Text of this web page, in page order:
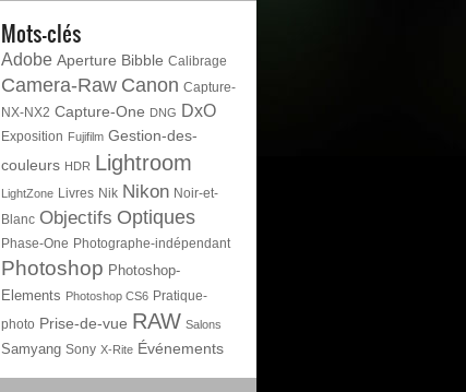
Mots-clés
Adobe Aperture Bibble Calibrage
Camera-Raw Canon Capture-
NX-NX2 Capture-One DNG DxO
Exposition Fujifilm Gestion-des-
couleurs HDR Lightroom
LightZone Livres Nik Nikon Noir-et-
Blanc Objectifs Optiques
Phase-One Photographe-indépendant
Photoshop Photoshop-
Elements Photoshop CS6 Pratique-
photo Prise-de-vue RAW Salons
Samyang Sony X-Rite Événements